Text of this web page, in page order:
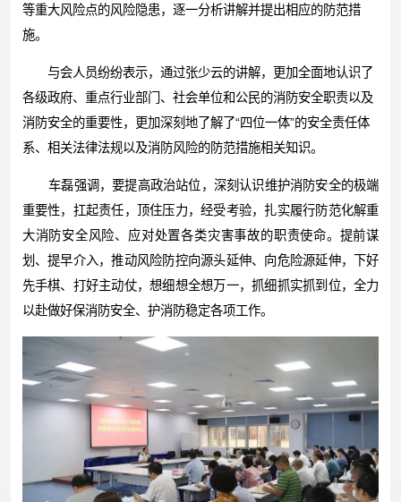
等重大风险点的风险隐患，逐一分析讲解并提出相应的防范措
施。
与会人员纷纷表示，通过张少云的讲解，更加全面地认识了
各级政府、重点行业部门、社会单位和公民的消防安全职责以及
消防安全的重要性，更加深刻地了解了“四位一体”的安全责任体
系、相关法律法规以及消防风险的防范措施相关知识。
车磊强调，要提高政治站位，深刻认识维护消防安全的极端
重要性，扛起责任，顶住压力，经受考验，扎实履行防范化解重
大消防安全风险、应对处置各类灾害事故的职责使命。提前谋
划、提早介入，推动风险防控向源头延伸、向危险源延伸，下好
先手棋、打好主动仗，想细想全想万一，抓细抓实抓到位，全力
以赴做好保消防安全、护消防稳定各项工作。